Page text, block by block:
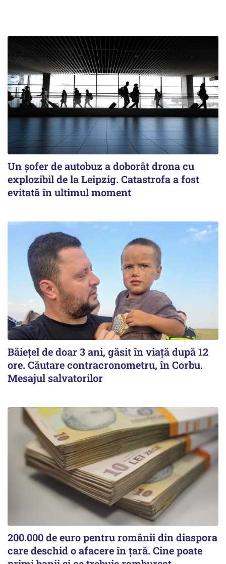
Un șofer de autobuz a doborât drona cu
explozibil de la Leipzig. Catastrofa a fost
evitată în ultimul moment
Băiețel de doar 3 ani, găsit în viață după 12
ore. Căutare contracronometru, în Corbu.
Mesajul salvatorilor
200.000 de euro pentru românii din diaspora
care deschid o afacere în țară. Cine poate